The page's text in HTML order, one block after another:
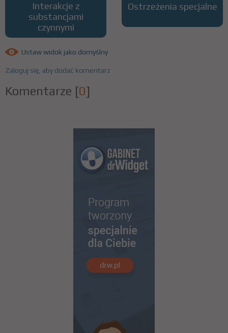
Interakcje z
substancjami
czynnymi
Ostrzeżenia specjalne
Ustaw widok jako domyślny
Zaloguj się, aby dodać komentarz
Komentarze [0]